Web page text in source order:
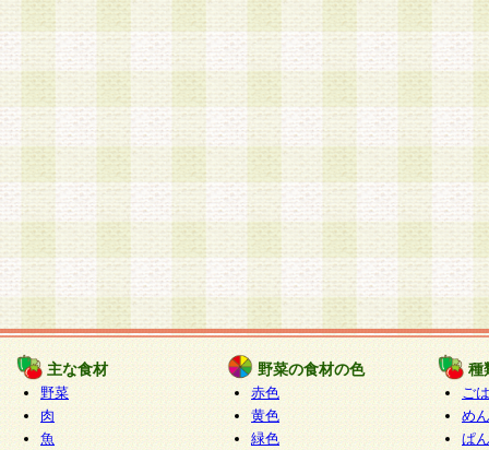
主な食材
野菜
肉
魚
野菜の食材の色
赤色
黄色
緑色
種
ご
めん
ぱん